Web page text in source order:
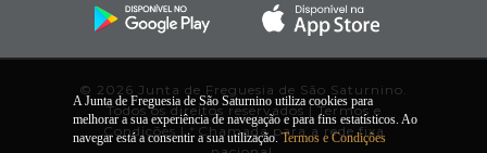
© 2026 Junta de Freguesia de São Saturnino.
Todos os direitos reservados |Termos e
Condições |* Chamada para a rede fixa
A Junta de Freguesia de São Saturnino utiliza cookies para
melhorar a sua experiência de navegação e para fins estatísticos. Ao
navegar está a consentir a sua utilização.Termos e Condições